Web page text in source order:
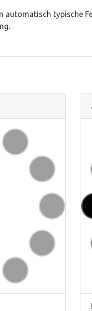
automatisch typische